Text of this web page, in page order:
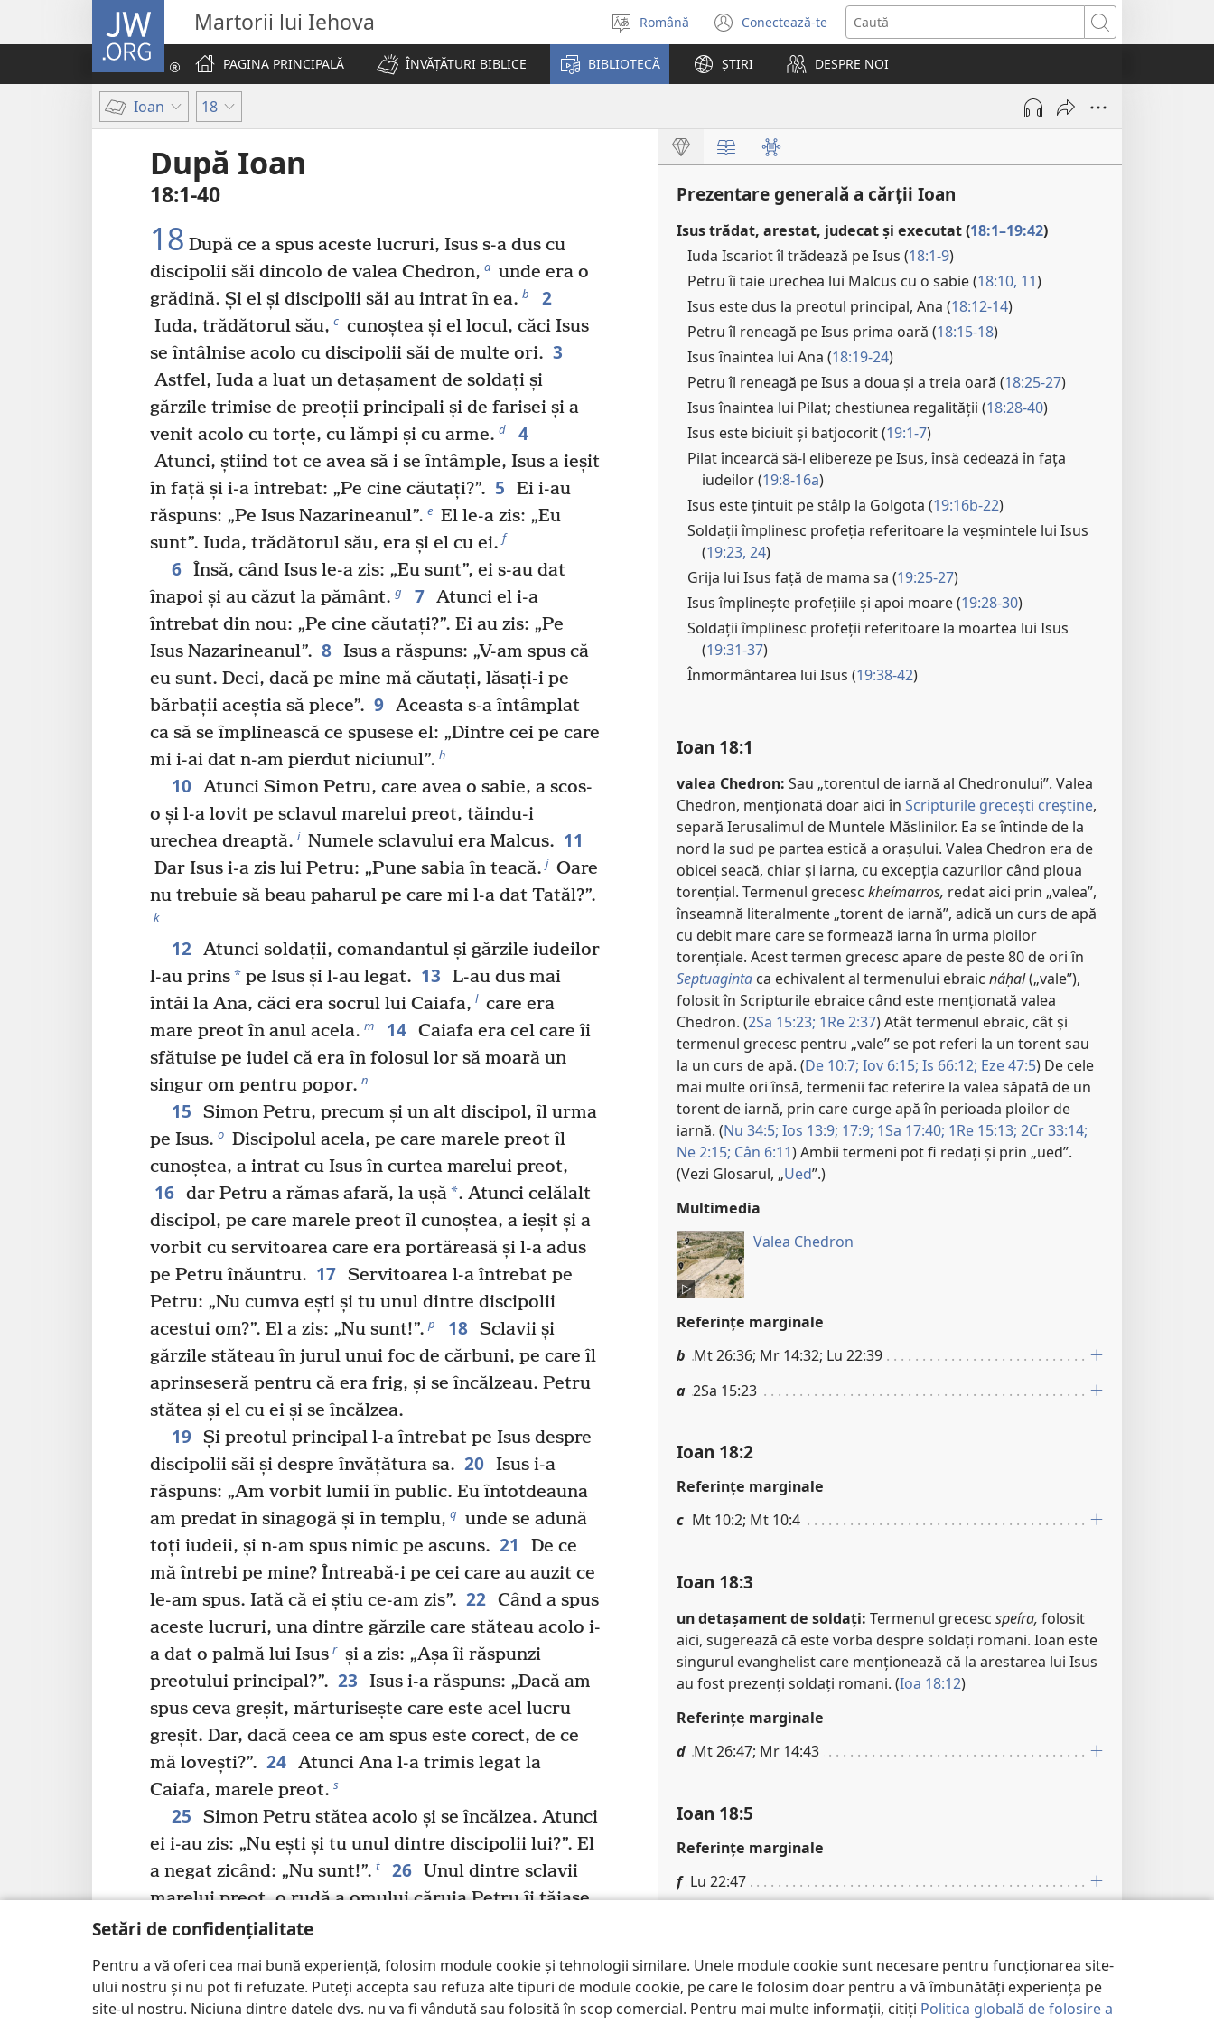
Setări de confidențialitate
Pentru a vă oferi cea mai bună experiență, folosim module cookie și tehnologii similare. Unele module cookie sunt necesare pentru funcționarea site-
ului nostru și nu pot fi refuzate. Puteți accepta sau refuza alte tipuri de module cookie, pe care le folosim doar pentru a vă îmbunătăți experiența pe
site-ul nostru. Niciuna dintre datele dvs. nu va fi vândută sau folosită în scop comercial. Pentru mai multe informații, citiți Politica globală de folosire a
JW.ORG Martorii lui Iehova
Selectaţi
limba
Română Conectează-te
(se
deschide
fereastră
Caută
PAGINA PRINCIPALĂ
ÎNVĂȚĂTURI BIBLICE BIBLIOTECĂ ȘTIRI DESPRE NOI
Ioan 18
După Ioan
18:1-40
18 După ce a spus aceste lucruri, Isus s-a dus cu
discipolii săi dincolo de valea Chedron, a unde era o
grădină. Și el și discipolii săi au intrat în ea. b 2
Iuda, trădătorul său, c cunoștea și el locul, căci Isus
se întâlnise acolo cu discipolii săi de multe ori. 3
Astfel, Iuda a luat un detașament de soldați și
gărzile trimise de preoții principali și de farisei și a
venit acolo cu torțe, cu lămpi și cu arme. d 4
Atunci, știind tot ce avea să i se întâmple, Isus a ieșit
în față și i-a întrebat: „Pe cine căutați?”. 5
Ei i-au
răspuns: „Pe Isus Nazarineanul”. e El le-a zis: „Eu
sunt”. Iuda, trădătorul său, era și el cu ei. f
6 Însă, când Isus le-a zis: „Eu sunt”, ei s-au dat
înapoi și au căzut la pământ. g 7 Atunci el i-a
întrebat din nou: „Pe cine căutați?”. Ei au zis: „Pe
Isus Nazarineanul”. 8 Isus a răspuns: „V-am spus că
eu sunt. Deci, dacă pe mine mă căutați, lăsați-i pe
bărbații aceștia să plece”. 9 Aceasta s-a întâmplat
ca să se împlinească ce spusese el: „Dintre cei pe care
mi i-ai dat n-am pierdut niciunul”. h
10 Atunci Simon Petru, care avea o sabie, a scos-
o și l-a lovit pe sclavul marelui preot, tăindu-i
urechea dreaptă. i Numele sclavului era Malcus. 11
Dar Isus i-a zis lui Petru: „Pune sabia în teacă. j Oare
nu trebuie să beau paharul pe care mi l-a dat Tatăl?”.
k
12 Atunci soldații, comandantul și gărzile iudeilor
l-au prins* pe Isus și l-au legat. 13
L-au dus mai
întâi la Ana, căci era socrul lui Caiafa, l care era
mare preot în anul acela. m 14 Caiafa era cel care îi
sfătuise pe iudei că era în folosul lor să moară un
singur om pentru popor. n
15
Simon Petru, precum și un alt discipol, îl urma
pe Isus. o Discipolul acela, pe care marele preot îl
cunoștea, a intrat cu Isus în curtea marelui preot,
16 dar Petru a rămas afară, la ușă*. Atunci celălalt
discipol, pe care marele preot îl cunoștea, a ieșit și a
vorbit cu servitoarea care era portăreasă și l-a adus
pe Petru înăuntru. 17 Servitoarea l-a întrebat pe
Petru: „Nu cumva ești și tu unul dintre discipolii
acestui om?”. El a zis: „Nu sunt!”. p 18 Sclavii și
gărzile stăteau în jurul unui foc de cărbuni, pe care îl
aprinseseră pentru că era frig, și se încălzeau. Petru
stătea și el cu ei și se încălzea.
19 Și preotul principal l-a întrebat pe Isus despre
discipolii săi și despre învățătura sa. 20 Isus i-a
răspuns: „Am vorbit lumii în public. Eu întotdeauna
am predat în sinagogă și în templu, q unde se adună
toți iudeii, și n-am spus nimic pe ascuns. 21
De ce
mă întrebi pe mine? Întreabă-i pe cei care au auzit ce
le-am spus. Iată că ei știu ce-am zis”. 22 Când a spus
aceste lucruri, una dintre gărzile care stăteau acolo i-
a dat o palmă lui Isus r și a zis: „Așa îi răspunzi
preotului principal?”. 23
Isus i-a răspuns: „Dacă am
spus ceva greșit, mărturisește care este acel lucru
greșit. Dar, dacă ceea ce am spus este corect, de ce
mă lovești?”. 24 Atunci Ana l-a trimis legat la
Caiafa, marele preot. s
25
Simon Petru stătea acolo și se încălzea. Atunci
ei i-au zis: „Nu ești și tu unul dintre discipolii lui?”. El
a negat zicând: „Nu sunt!”. t 26 Unul dintre sclavii
marelui preot, o rudă a omului căruia Petru îi tăiase
urechea,
a zis: „Nu te-am văzut eu în grădină cu
cântat cocoșul. v
28 Apoi Isus a fost dus de la Caiafa la palatul
Prezentare generală a cărții Ioan
Isus trădat, arestat, judecat și executat (18:1–19:42)
Iuda Iscariot îl trădează pe Isus (18:1-9)
Petru îi taie urechea lui Malcus cu o sabie (18:10, 11)
Isus este dus la preotul principal, Ana (18:12-14)
Petru îl reneagă pe Isus prima oară (18:15-18)
Isus înaintea lui Ana (18:19-24)
Petru îl reneagă pe Isus a doua și a treia oară (18:25-27)
Isus înaintea lui Pilat; chestiunea regalității (18:28-40)
Isus este biciuit și batjocorit (19:1-7)
Pilat încearcă să-l elibereze pe Isus, însă cedează în fața
iudeilor (19:8-16a)
Isus este țintuit pe stâlp la Golgota (19:16b-22)
Soldații împlinesc profeția referitoare la veșmintele lui Isus
(19:23, 24)
Grija lui Isus față de mama sa (19:25-27)
Isus împlinește profețiile și apoi moare (19:28-30)
Soldații împlinesc profeții referitoare la moartea lui Isus
(19:31-37)
Înmormântarea lui Isus (19:38-42)
Ioan 18:1
valea Chedron: Sau „torentul de iarnă al Chedronului”. Valea
Chedron, menționată doar aici în Scripturile grecești creștine,
separă Ierusalimul de Muntele Măslinilor. Ea se întinde de la
nord la sud pe partea estică a orașului. Valea Chedron era de
obicei seacă, chiar și iarna, cu excepția cazurilor când ploua
torențial. Termenul grecesc kheímarros, redat aici prin „valea”,
înseamnă literalmente „torent de iarnă”, adică un curs de apă
cu debit mare care se formează iarna în urma ploilor
torențiale. Acest termen grecesc apare de peste 80 de ori în
Septuaginta ca echivalent al termenului ebraic náḥal(„vale”),
folosit în Scripturile ebraice când este menționată valea
Chedron. (2Sa 15:23; 1Re 2:37) Atât termenul ebraic, cât și
termenul grecesc pentru „vale” se pot referi la un torent sau
la un curs de apă. (De 10:7; Iov 6:15; Is 66:12; Eze 47:5) De cele
mai multe ori însă, termenii fac referire la valea săpată de un
torent de iarnă, prin care curge apă în perioada ploilor de
iarnă. (Nu 34:5; Ios 13:9; 17:9; 1Sa 17:40; 1Re 15:13; 2Cr 33:14;
Ne 2:15; Cân 6:11) Ambii termeni pot fi redați și prin „ued”.
(Vezi Glosarul, „Ued”.)
Multimedia
Valea Chedron
Referinţe marginale
b Mt 26:36; Mr 14:32; Lu 22:39
a 2Sa 15:23
Ioan 18:2
Referinţe marginale
c Mt 10:2; Mt 10:4
Ioan 18:3
un detașament de soldați: Termenul grecesc speíra, folosit
aici, sugerează că este vorba despre soldați romani. Ioan este
singurul evanghelist care menționează că la arestarea lui Isus
au fost prezenți soldați romani. (Ioa 18:12)
Referinţe marginale
d Mt 26:47; Mr 14:43
Ioan 18:5
Referinţe marginale
f Lu 22:47
Ioan 18:6
Referinţe marginale